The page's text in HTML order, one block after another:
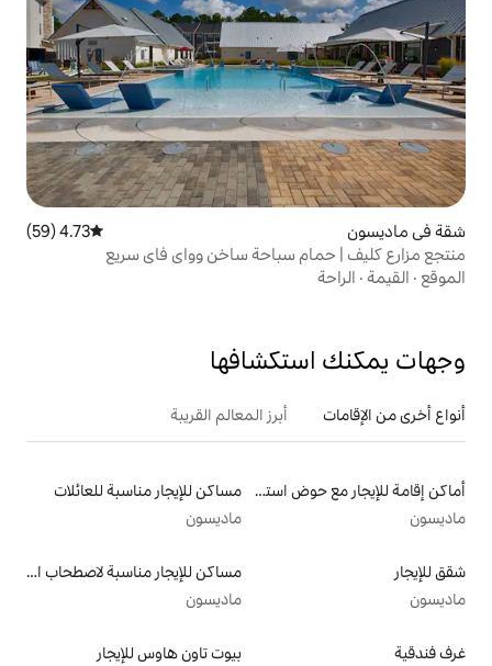
سباحة ساخن وواي فاي سريع
أبرز المعالم القريبة
أماكن إقامة للإيجار مع حوض استحمام ساخن
مساكن للإيجار مناسبة للعائلات
ماديسون
مساكن للإيجار مناسبة لاصطحاب الحيوانات الأليفة
ماديسون
بيوت تاون هاوس للإيجار